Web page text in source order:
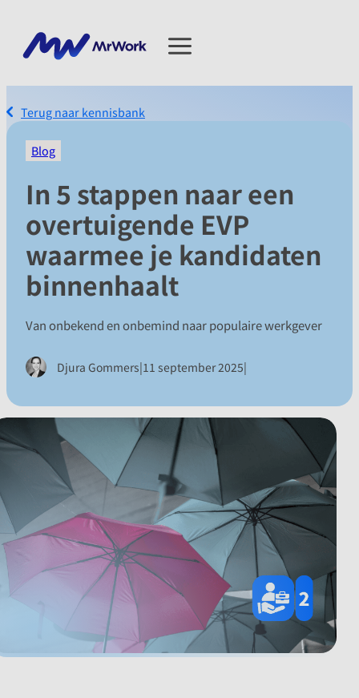
Terug naar kennisbank
Blog
In 5 stappen naar een
overtuigende EVP
waarmee je kandidaten
binnenhaalt
​Van onbekend en onbemind naar populaire werkgever
Djura Gommers|11 september 2025|